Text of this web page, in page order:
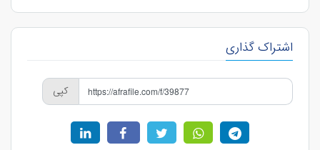
اشتراک گذاری
کپی